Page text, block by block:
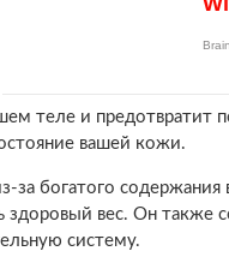
теле и предотвратит
вашей кожи.
за богатого
здоровый вес. Он также
систему.